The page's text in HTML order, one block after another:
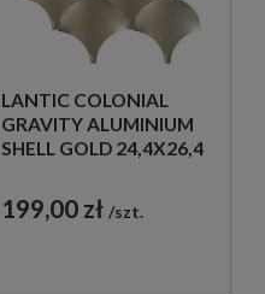
LANTIC COLONIAL
GRAVITY ALUMINIUM
SHELL GOLD 24,4X26,4
DEKORACYJNA
METALOWA
199,00 zł szt.